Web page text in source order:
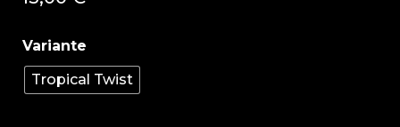
Tropical Twist